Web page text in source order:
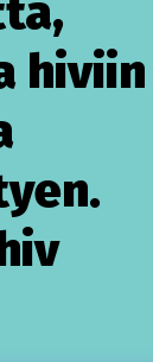
hiviin